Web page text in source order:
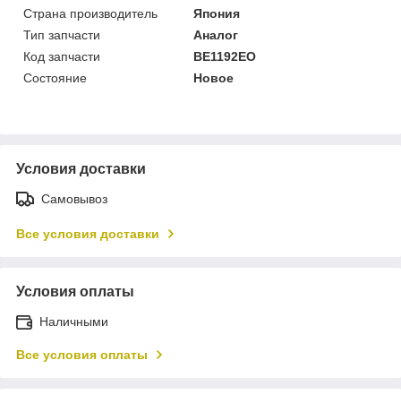
Страна производитель
Япония
Тип запчасти
Аналог
Код запчасти
BE1192EO
Состояние
Новое
Условия доставки
Самовывоз
Все условия доставки
Условия оплаты
Наличными
Все условия оплаты